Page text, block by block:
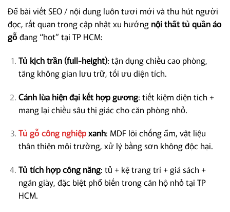
Để bài viết SEO / nội dung luôn tươi mới và thu hút người
đọc, rất quan trọng cập nhật xu hướng nội thất tủ quần áo
gỗđang “hot” tại TP HCM:
Tủ kịch trần (full-height): tận dụng chiều cao phòng,
tăng không gian lưu trữ, tối ưu diện tích.
Cánh lùa hiện đại kết hợp gương: tiết kiệm diện tích +
mang lại chiều sâu thị giác cho căn phòng nhỏ.
Tủ gỗ công nghiệpxanh: MDF lõi chống ẩm, vật liệu
thân thiện môi trường, xử lý bằng sơn không độc hại.
Tủ tích hợp công năng: tủ + kệ trang trí + giá sách +
ngăn giày, đặc biệt phổ biến trong căn hộ nhỏ tại TP
HCM.